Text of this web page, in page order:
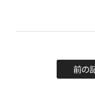
前の